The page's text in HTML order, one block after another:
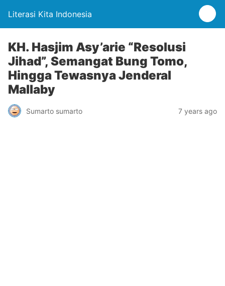
Literasi Kita Indonesia
KH. Hasjim Asy’arie “Resolusi
Jihad”, Semangat Bung Tomo,
Hingga Tewasnya Jenderal
Mallaby
Sumarto sumarto 7 years ago